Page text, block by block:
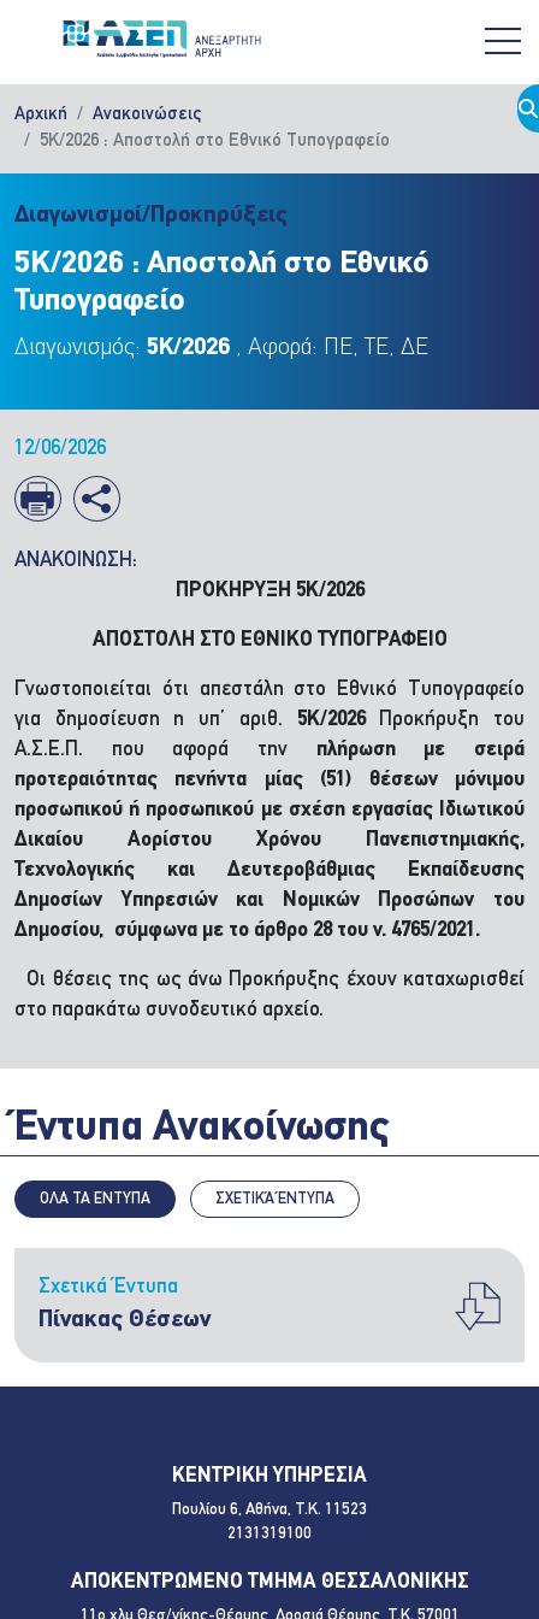
Αρχική
Ανακοινώσεις
5Κ/2026 : Αποστολή στο Εθνικό Τυπογραφείο
Διαγωνισμοί/Προκηρύξεις
5Κ/2026 : Αποστολή στο Εθνικό
Τυπογραφείο
Διαγωνισμός: 5Κ/2026 , Αφορά: ΠΕ, ΤΕ, ΔΕ
12/06/2026
ΑΝΑΚΟΙΝΩΣΗ:
ΠΡΟΚΗΡΥΞΗ 5Κ/2026
ΑΠΟΣΤΟΛΗ ΣΤΟ ΕΘΝΙΚΟ ΤΥΠΟΓΡΑΦΕΙΟ
Γνωστοποιείται ότι απεστάλη στο Εθνικό Τυπογραφείο
για δημοσίευση η υπ’ αριθ. 5Κ/2026Προκήρυξη του
Α.Σ.Ε.Π. που αφορά την πλήρωση με σειρά
προτεραιότητας πενήντα μίας (51) θέσεων μόνιμου
προσωπικού ή προσωπικού με σχέση εργασίας Ιδιωτικού
Δικαίου Αορίστου Χρόνου Πανεπιστημιακής,
Τεχνολογικής και Δευτεροβάθμιας Εκπαίδευσης
Δημοσίων Υπηρεσιών και Νομικών Προσώπων του
Δημοσίου, σύμφωνα με το άρθρο 28 του ν. 4765/2021.
Οι θέσεις της ως άνω Προκήρυξης έχουν καταχωρισθεί
στο παρακάτω συνοδευτικό αρχείο.
Έντυπα Ανακοίνωσης
ΟΛΑ ΤΑ ΕΝΤΥΠΑ ΣΧΕΤΙΚΆ ΈΝΤΥΠΑ
Σχετικά Έντυπα
Πίνακας Θέσεων
ΚΕΝΤΡΙΚΗ ΥΠΗΡΕΣΙΑ
Πουλίου 6, Αθήνα, Τ.Κ. 11523
2131319100
ΑΠΟΚΕΝΤΡΩΜΕΝΟ ΤΜΗΜΑ ΘΕΣΣΑΛΟΝΙΚΗΣ